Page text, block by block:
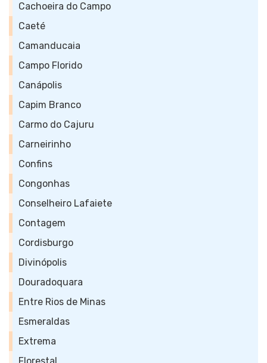
Cachoeira do Campo
Caeté
Camanducaia
Campo Florido
Canápolis
Capim Branco
Carmo do Cajuru
Carneirinho
Confins
Congonhas
Conselheiro Lafaiete
Contagem
Cordisburgo
Divinópolis
Douradoquara
Entre Rios de Minas
Esmeraldas
Extrema